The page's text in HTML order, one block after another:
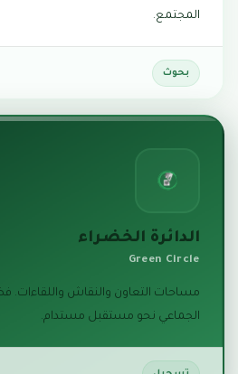
المجتمع.
بحوث
الدائرة الخضراء
Green Circle
مساحات التعاون والنقاش واللقاءات.
الجماعي نحو مستقبل مستدام.